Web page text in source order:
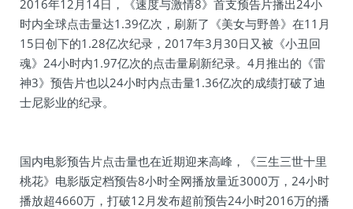
2016年12月14日，《速度与激情8》首支预告片播出24小
时内全球点击量达1.39亿次，刷新了《美女与野兽》在11月
15日创下的1.28亿次纪录，2017年3月30日又被《小丑回
魂》24小时内1.97亿次的点击量刷新纪录。4月推出的《雷
神3》预告片也以24小时内点击量1.36亿次的成绩打破了迪
士尼影业的纪录。
国内电影预告片点击量也在近期迎来高峰，《三生三世十里
桃花》电影版定档预告8小时全网播放量近3000万，24小时
播放超4660万，打破12月发布超前预告24小时2016万的播